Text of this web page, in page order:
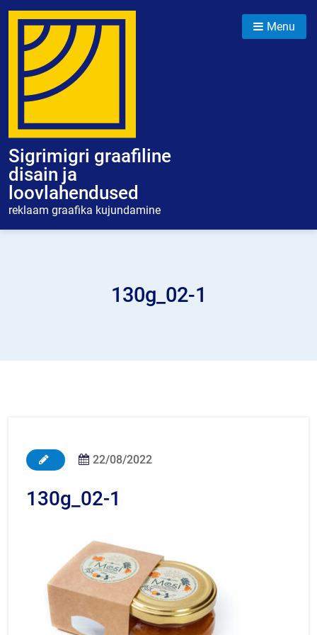
Skip
content
Sigrimigri graafiline
disain ja
loovlahendused
reklaam graafika kujundamine
Menu
130g_02-1
22/08/2022
130g_02-1